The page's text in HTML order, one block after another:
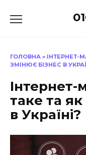
до
ГОЛОВНА » ІНТЕРНЕТ-
ЗМІНЮЄ БІЗНЕС В
таке та як
в Україні?